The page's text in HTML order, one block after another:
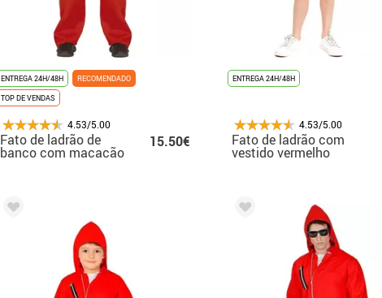
ENTREGA 24H/48H
RECOMENDADO
TOP DE VENDAS
4.53/5.00
Fato de ladrão de
banco com macacão
15.50€
ENTREGA 24H/48H
4.53/5.00
Fato de ladrão com
vestido vermelho